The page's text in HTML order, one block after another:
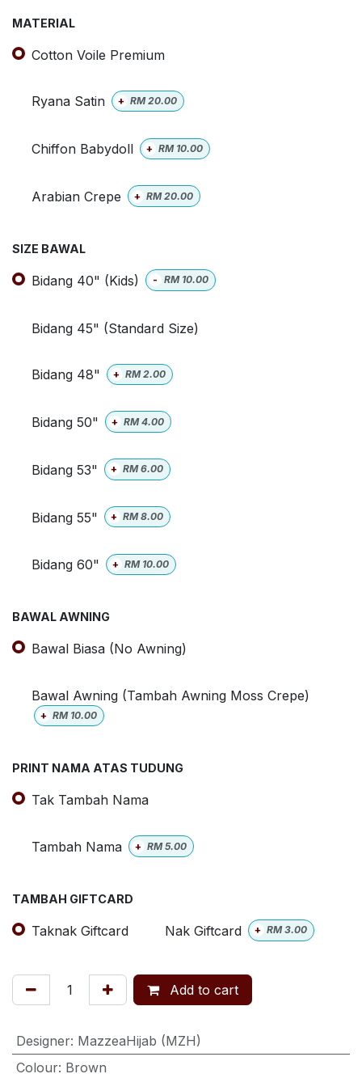
MATERIAL
Cotton Voile Premium
Ryana Satin + RM20.00
Chiffon Babydoll + RM 10.00
Arabian Crepe + RM20.00
SIZE BAWAL
Bidang 40" (Kids) - RM 10.00
Bidang 45" (Standard Size)
Bidang 48" + RM2.00
Bidang 50" + RM4.00
Bidang 53" + RM6.00
Bidang 55" + RM8.00
Bidang 60" + RM 10.00
BAWAL AWNING
Bawal Biasa (No Awning)
Bawal Awning (Tambah Awning Moss Crepe)
+ RM 10.00
PRINT NAMA ATAS TUDUNG
Tak Tambah Nama
Tambah Nama + RM5.00
TAMBAH GIFTCARD
Taknak Giftcard Nak Giftcard + RM3.00
Add to cart
Designer: MazzeaHijab (MZH)
Colour: Brown